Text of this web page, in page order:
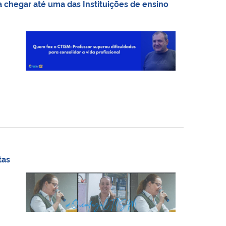
chegar até uma das Instituições de ensino